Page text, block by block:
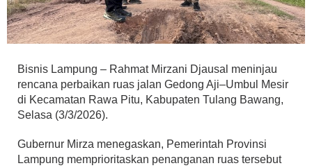
Bisnis Lampung – Rahmat Mirzani Djausal meninjau
rencana perbaikan ruas jalan Gedong Aji–Umbul Mesir
di Kecamatan Rawa Pitu, Kabupaten Tulang Bawang,
Selasa (3/3/2026).
Gubernur Mirza menegaskan, Pemerintah Provinsi
Lampung memprioritaskan penanganan ruas tersebut